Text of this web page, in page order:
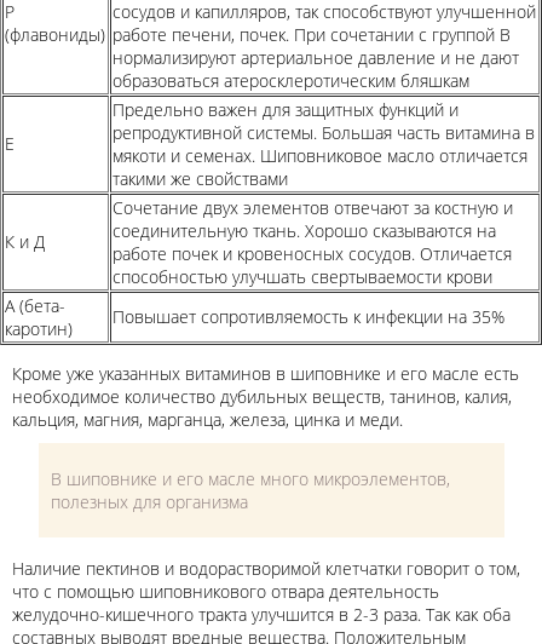
Р
(флавониды)
сосудов и капилляров, так способствуют улучшенной
работе печени, почек. При сочетании с группой В
нормализируют артериальное давление и не дают
образоваться атеросклеротическим бляшкам
Е
Предельно важен для защитных функций и
репродуктивной системы. Большая часть витамина в
мякоти и семенах. Шиповниковое масло отличается
такими же свойствами
К и Д
Сочетание двух элементов отвечают за костную и
соединительную ткань. Хорошо сказываются на
работе почек и кровеносных сосудов. Отличается
способностью улучшать свертываемости крови
А (бета-
каротин)
Повышает сопротивляемость к инфекции на 35%
Кроме уже указанных витаминов в шиповнике и его масле есть
необходимое количество дубильных веществ, танинов, калия,
кальция, магния, марганца, железа, цинка и меди.
В шиповнике и его масле много микроэлементов,
полезных для организма
Наличие пектинов и водорастворимой клетчатки говорит о том,
что с помощью шиповникового отвара деятельность
желудочно-кишечного тракта улучшится в 2-3 раза. Так как оба
составных выводят вредные вещества. Положительным